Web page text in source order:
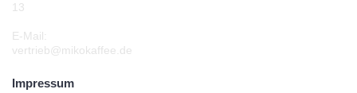
13
E-Mail:
vertrieb@mikokaffee.de
Impressum